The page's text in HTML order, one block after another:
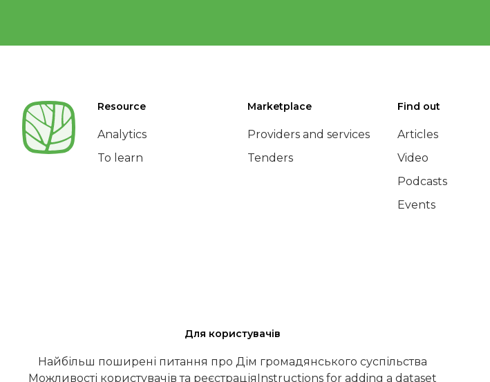
Resource
Analytics
To learn
Marketplace
Providers and services
Tenders
Find out
Articles
Video
Podcasts
Events
Для користувачів
Найбільш поширені питання про Дім громадянського суспільства
Можливості користувачів та реєстраціяInstructions for adding a dataset